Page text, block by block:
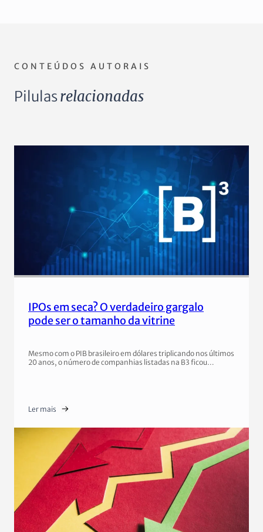
CONTEÚDOS AUTORAIS
Pilulasrelacionadas
IPOs em seca? O verdadeiro gargalo
pode ser o tamanho da vitrine
Mesmo com o PIB brasileiro em dólares triplicando nos últimos
20 anos, o número de companhias listadas na B3 ficou…
Ler mais